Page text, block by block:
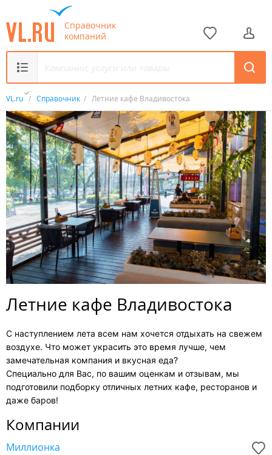
Справочник
компаний
VL.ru / Справочник / Летние кафе Владивостока
Летние кафе Владивостока
С наступлением лета всем нам хочется отдыхать на свежем
воздухе. Что может украсить это время лучше, чем
замечательная компания и вкусная еда?
Специально для Вас, по вашим оценкам и отзывам, мы
подготовили подборку отличных летних кафе, ресторанов и
даже баров!
Компании
Миллионка